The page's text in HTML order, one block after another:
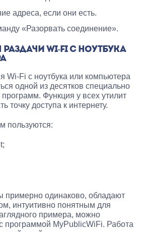
адреса, если они есть.
«Разорвать соединение».
WI-FI С НОУТБУКА
Wi-Fi с ноутбука или компьютера
одной из десятков специально
Функция у всех утилит
доступа к интернету.
пользуются:
примерно одинаково, обладают
интуитивно понятным для
примера, можно
программой MyPublicWiFi. Работа